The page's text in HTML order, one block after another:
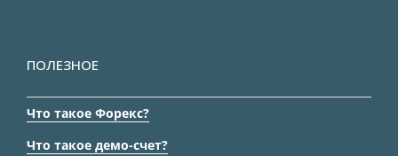
ПОЛЕЗНОЕ
Что такое Форекс?
Что такое демо-счет?